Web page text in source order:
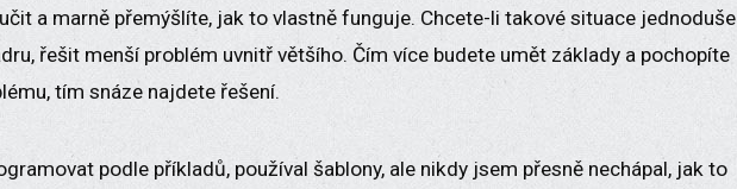
a marně přemýšlíte, jak to vlastně funguje. Chcete-li takové situace jednoduše
řešit menší problém uvnitř většího. Čím více budete umět základy a pochopíte
tím snáze najdete řešení.
podle příkladů, používal šablony, ale nikdy jsem přesně nechápal, jak to